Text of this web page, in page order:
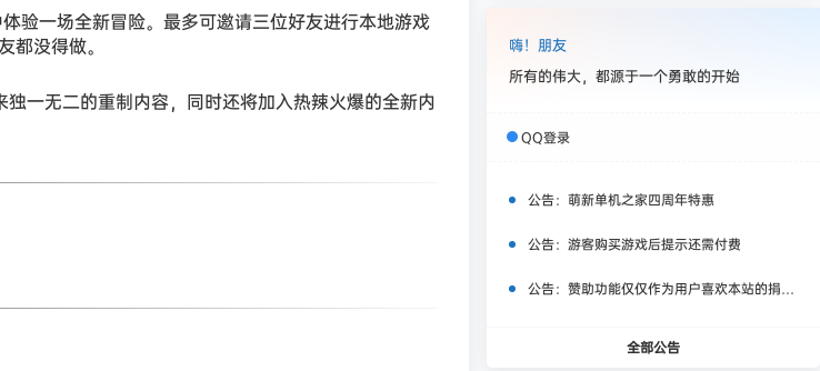
验一场全新冒险。最多可邀请三位好友进行本地游戏
没得做。
一无二的重制内容，同时还将加入热辣火爆的全新内
嗨！朋友
所有的伟大，都源于一个勇敢的开始
QQ登录
公告： 萌新单机之家四周年特惠
公告： 游客购买游戏后提示还需付费
公告： 赞助功能仅仅作为用户喜欢本站的捐赠打赏功能，同时赞助费用也将作为服务器费用,网盘扩容费用等，所有内容不作为商业行为。
全部公告